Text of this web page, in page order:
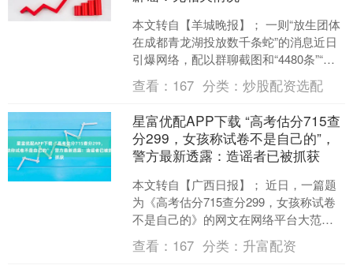
本文转自【羊城晚报】； 一则“放生团体
在成都青龙湖投放数千条蛇”的消息近日
引爆网络，配以群聊截图和“4480条”“花
费4万余元”等骇人数据，迅速引发公众担
忧。然....
查看： 167 分类：炒股配资选配
星富优配APP下载 “高考估分715查
分299，女孩称试卷不是自己的”，
警方最新透露：造谣者已被抓获
本文转自【广西日报】； 近日，一篇题
为《高考估分715查分299，女孩称试卷
不是自己的》的网文在网络平台大范围
传播，引发大量网民热议。经四川绵阳
市教育和体育局、....
查看： 167 分类： 升富配资